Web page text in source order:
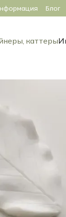
Блог
каттеры